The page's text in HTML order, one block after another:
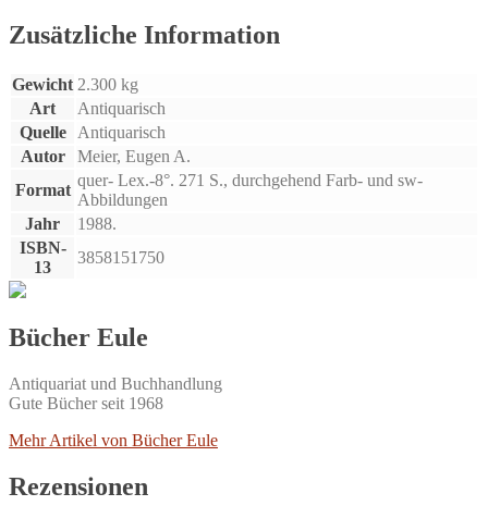
1.
Januar
30.
Juni.
Menge
Zusätzliche Information
Gewicht 2.300 kg
Art
Antiquarisch
Quelle
Antiquarisch
Autor
Meier, Eugen A.
Format
quer- Lex.-8°. 271 S., durchgehend Farb- und sw-
Abbildungen
Jahr
1988.
ISBN-
13
3858151750
Bücher Eule
Antiquariat und Buchhandlung
Gute Bücher seit 1968
Mehr Artikel von Bücher Eule
Rezensionen